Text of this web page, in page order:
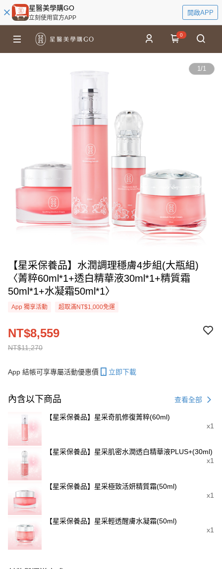
星醫美學購GO
立刻使用官方APP
開啟APP
0
1/1
【星采保養品】水潤調理穩膚4步組(大瓶組)
〈菁粹60ml*1+透白精華液30ml*1+精質霜
50ml*1+水凝霜50ml*1〉
App 獨享活動 超取滿NT$1,000免運
NT$11,270
NT$8,559
App 結帳可享專屬活動優惠價 立即下載
內含以下商品 查看全部
【星采保養品】星采奇肌修復菁粹(60ml)
x1
【星采保養品】星采肌密水潤透白精華液PLUS+(30ml)
x1
【星采保養品】星采極致活妍精質霜(50ml)
x1
【星采保養品】星采輕透醒膚水凝霜(50ml)
x1